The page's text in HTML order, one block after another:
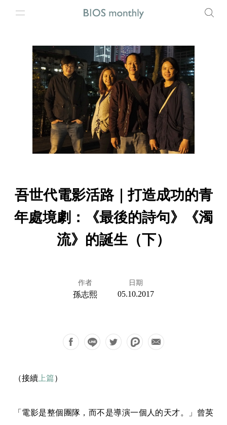
吾世代電影活路｜打造成功的青
年處境劇：《最後的詩句》《濁
流》的誕生（下）
作者
孫志熙
日期
05.10.2017
（接續 上篇）
「電影是整個團隊，而不是導演一個人的天才。」曾英